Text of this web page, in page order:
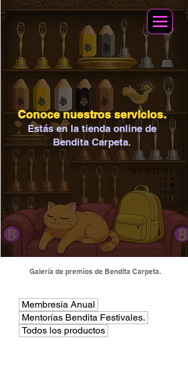
Estás en la tienda online de
Bendita Carpeta.
Conoce nuestros servicios.
Galería de premios de Bendita Carpeta.
Membresía Anual
Mentorías Bendita Festivales.
Todos los productos